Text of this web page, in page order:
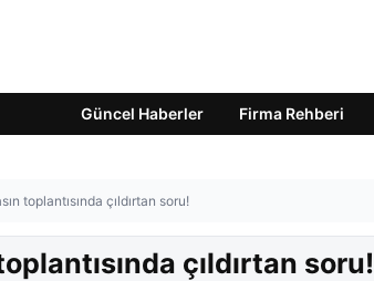
Güncel Haberler Firma Rehberi
toplantısında çıldırtan soru!
çıldırtan soru!